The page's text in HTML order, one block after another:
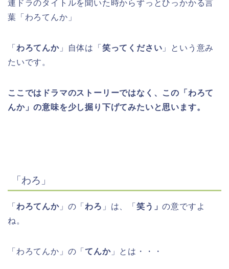
連ドラのタイトルを聞いた時からずっとひっかかる言
葉「わろてんか」
「 わろてんか」自体は「 笑ってください 」という意み
たいです。
ここではドラマのストーリーではなく、この「わろて
んか」の意味を少し掘り下げてみたいと思います。
「わろ」
「 わろてんか」の「 わろ 」は、「笑う」の意ですよ
ね。
「わろてんか」の「てんか」とは・・・